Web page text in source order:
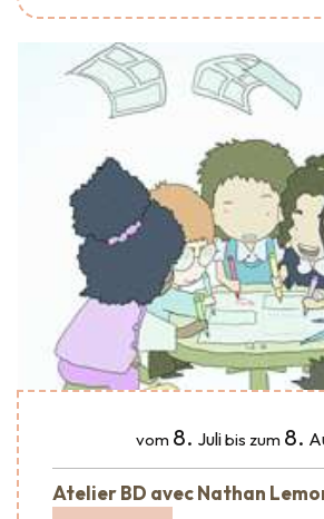
vom 8. Julibis zum 8.
Atelier BD avec Nathan